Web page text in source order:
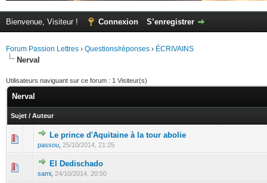
Bienvenue, Visiteur ! Connexion S’enregistrer
Forum Passion Lettres › Questions/réponses › ÉCRIVAINS
Nerval
Utilisateurs naviguant sur ce forum : 1 Visiteur(s)
Nerval
Sujet / Auteur
Le prince d'Aquitaine à la tour abolie
passou 25/10/2014, 21:25
El Dedischado
sami 24/10/2014, 20:50